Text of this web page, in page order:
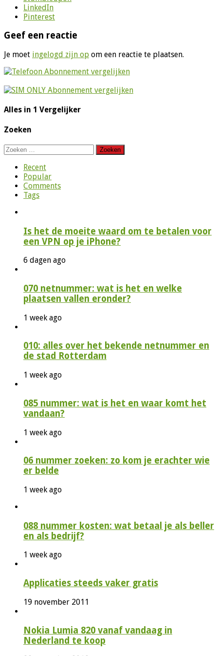
LinkedIn
Pinterest
Geef een reactie
Je moet ingelogd zijn op om een reactie te plaatsen.
Alles in 1 Vergelijker
Zoeken
Zoeken
naar:
Recent
Popular
Comments
Tags
Is het de moeite waard om te betalen voor
een VPN op je iPhone?
6 dagen ago
070 netnummer: wat is het en welke
plaatsen vallen eronder?
1 week ago
010: alles over het bekende netnummer en
de stad Rotterdam
1 week ago
085 nummer: wat is het en waar komt het
vandaan?
1 week ago
06 nummer zoeken: zo kom je erachter wie
er belde
1 week ago
088 nummer kosten: wat betaal je als beller
en als bedrijf?
1 week ago
Applicaties steeds vaker gratis
19 november 2011
Nokia Lumia 820 vanaf vandaag in
Nederland te koop